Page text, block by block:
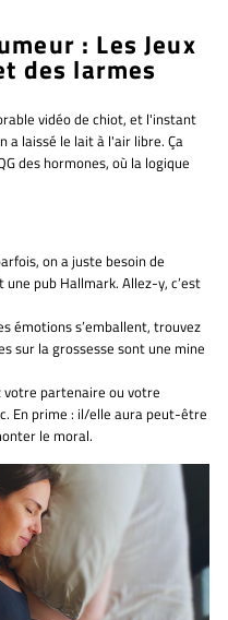
: Les Jeux
des larmes
vidéo de chiot, et l'instant
a laissé le lait à l'air libre. Ça
des hormones, où la logique
on a juste besoin de
pub Hallmark. Allez-y, c’est
émotions s’emballent, trouvez
sur la grossesse sont une mine
votre partenaire ou votre
En prime : il/elle aura peut-être
le moral.